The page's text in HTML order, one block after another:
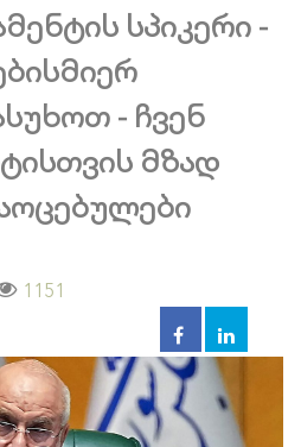
სპიკერი -
- ჩვენ
მზად
1151